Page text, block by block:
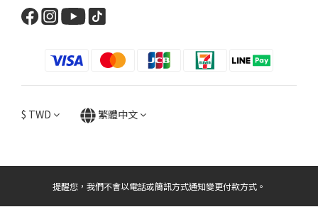
$ TWD 繁體中文
提醒您，我們不會以電話或簡訊方式通知變更付款方式。